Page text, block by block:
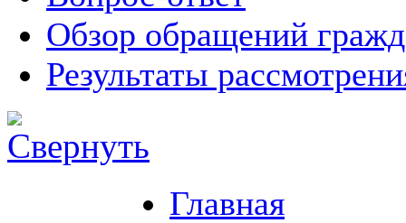
Обзор обращений
Результаты
Главная